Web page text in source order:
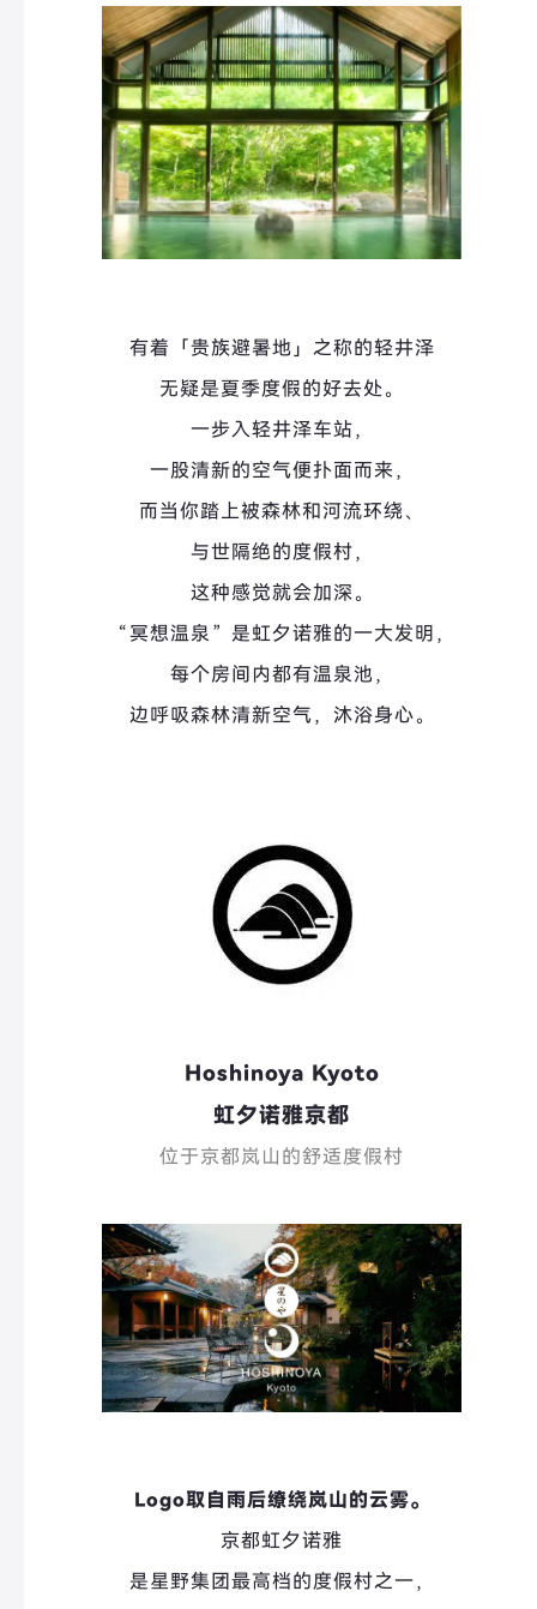
有着「贵族避暑地」之称的轻井泽
无疑是夏季度假的好去处。
一步入轻井泽车站，
一股清新的空气便扑面而来，
而当你踏上被森林和河流环绕、
与世隔绝的度假村，
这种感觉就会加深。
“冥想温泉”是虹夕诺雅的一大发明，
每个房间内都有温泉池，
边呼吸森林清新空气，沐浴身心。
Hoshinoya Kyoto
虹夕诺雅京都
位于京都岚山的舒适度假村
Logo取自雨后缭绕岚山的云雾。
京都虹夕诺雅
是星野集团最高档的度假村之一，